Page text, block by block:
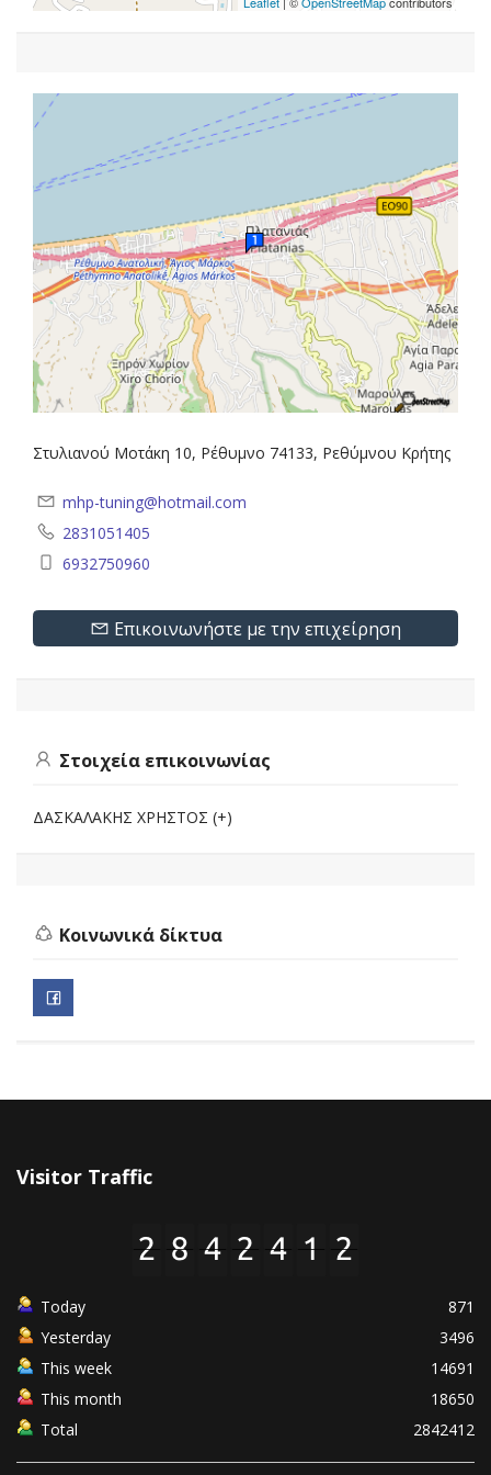
Στυλιανού Μοτάκη 10, Ρέθυμνο 74133, Ρεθύμνου Κρήτης
mhp-tuning@hotmail.com
2831051405
6932750960
Επικοινωνήστε με την επιχείρηση
Στοιχεία επικοινωνίας
ΔΑΣΚΑΛΑΚΗΣ ΧΡΗΣΤΟΣ (+)
Κοινωνικά δίκτυα
Visitor Traffic
Today
871
Yesterday
3496
This week
14691
This month
18650
Total
2842412